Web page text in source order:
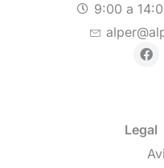
9:00 a
Legal